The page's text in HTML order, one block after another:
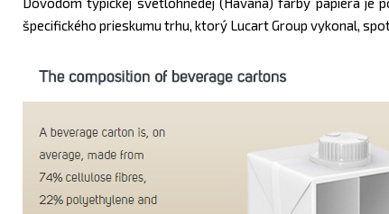
špecifického prieskumu trhu, ktorý Lucart Group vykonal,